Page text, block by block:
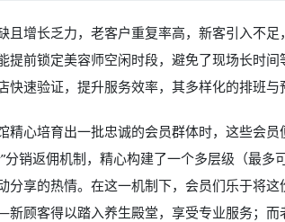
且增长乏力，老客户重复率高，新客引入不
提前锁定美容师空闲时段，避免了现场长时
快速验证，提升服务效率，其多样化的排班与
精心培育出一批忠诚的会员群体时，这些会
分销返佣机制，精心构建了一个多层级（最
分享的热情。在这一机制下，会员们乐于将
顾客得以踏入养生殿堂，享受专业服务；而